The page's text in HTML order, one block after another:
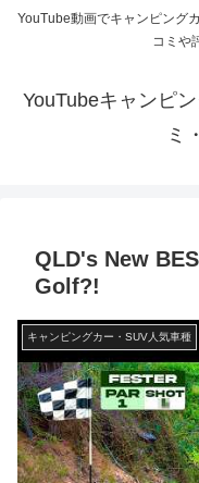
YouTube動画でキャンピング
コミや
YouTubeキャンピ
ミ
QLD's New
Golf?!
キャンピングカー・SUV人気車種